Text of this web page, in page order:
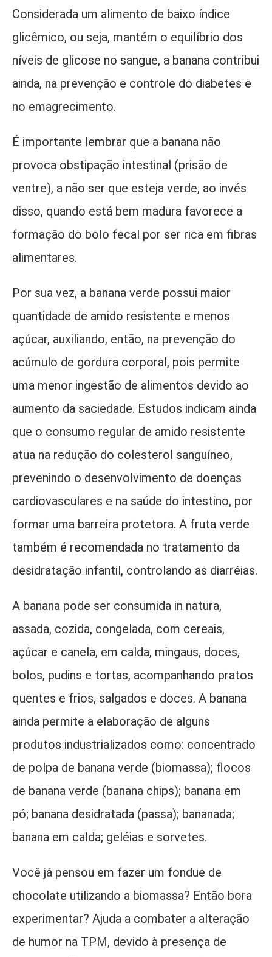
Considerada um alimento de baixo índice
glicêmico, ou seja, mantém o equilíbrio dos
níveis de glicose no sangue, a banana contribui
ainda, na prevenção e controle do diabetes e
no emagrecimento.
É importante lembrar que a banana não
provoca obstipação intestinal (prisão de
ventre), a não ser que esteja verde, ao invés
disso, quando está bem madura favorece a
formação do bolo fecal por ser rica em fibras
alimentares.
Por sua vez, a banana verde possui maior
quantidade de amido resistente e menos
açúcar, auxiliando, então, na prevenção do
acúmulo de gordura corporal, pois permite
uma menor ingestão de alimentos devido ao
aumento da saciedade. Estudos indicam ainda
que o consumo regular de amido resistente
atua na redução do colesterol sanguíneo,
prevenindo o desenvolvimento de doenças
cardiovasculares e na saúde do intestino, por
formar uma barreira protetora. A fruta verde
também é recomendada no tratamento da
desidratação infantil, controlando as diarréias.
A banana pode ser consumida in natura,
assada, cozida, congelada, com cereais,
açúcar e canela, em calda, mingaus, doces,
bolos, pudins e tortas, acompanhando pratos
quentes e frios, salgados e doces. A banana
ainda permite a elaboração de alguns
produtos industrializados como: concentrado
de polpa de banana verde (biomassa); flocos
de banana verde (banana chips); banana em
pó; banana desidratada (passa); bananada;
banana em calda; geléias e sorvetes.
Você já pensou em fazer um fondue de
chocolate utilizando a biomassa? Então bora
experimentar? Ajuda a combater a alteração
de humor na TPM, devido à presença de